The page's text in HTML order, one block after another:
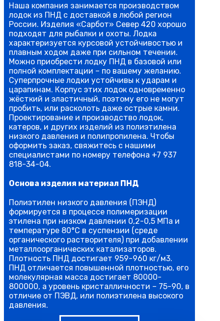
Наша компания занимается производством
лодок из ПНД с доставкой в любой регион
России. Изделия «Сарбот» Север 420 хорошо
подходят для рыбалки и охоты. Лодка
характеризуется курсовой устойчивостью и
плавным ходом даже при сильном течении.
Можно приобрести лодку ПНД в базовой или
полной комплектации – по вашему желанию.
Суперпрочные лодки устойчивы к ударам и
царапинам. Корпус этих лодок одновременно
жёсткий и эластичный, поэтому его не могут
пробить, или расколоть даже острые камни.
Проектирование и производство лодок,
катеров, и других изделий из полиэтилена
низкого давления и полипропилена. Чтобы
оформить заказ, свяжитесь с нашими
специалистами по номеру телефона +7 937
818-34-04.
Основа изделия материал ПНД
Полиэтилен низкого давления (ПЭНД)
формируется в процессе полимеризации
этилена при низком давлении 0,2-0,5 МПа и
температуре 80°С в суспензии (среде
органического растворителя) при добавлении
металлоорганических катализаторов.
Плотность ПНД достигает 959-960 кг/м3.
ПНД отличается повышенной плотностью, его
молекулярная масса достигает 80000-
800000, а уровень кристалличности – 75-90, в
отличие от ПЭВД, или полиэтилена высокого
давления.